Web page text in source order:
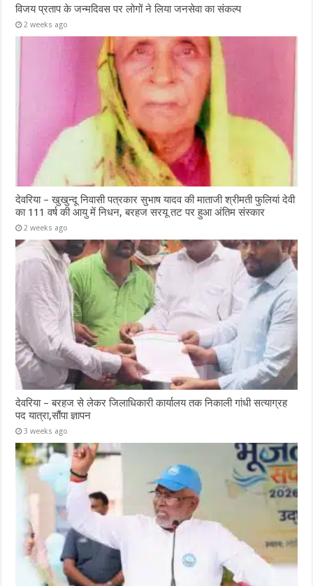
विजय प्रताप के जन्मदिवस पर लोगों ने लिया जनसेवा का संकल्प
2 weeks ago
देवरिया – खुखुन्दू निवासी पत्रकार सुभाष यादव की माताजी श्रीमती फुलियां देवी
का 111 वर्ष की आयु में निधन, बरहज सरयू तट पर हुआ अंतिम संस्कार
2 weeks ago
देवरिया – बरहज से लेकर जिलाधिकारी कार्यालय तक निकाली गांधी सत्याग्रह
पद यात्रा,सौंपा ज्ञापन
3 weeks ago